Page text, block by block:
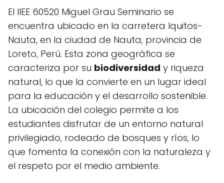
El IIEE 60520 Miguel Grau Seminario se
encuentra ubicado en la carretera Iquitos-
Nauta, en la ciudad de Nauta, provincia de
Loreto, Perú. Esta zona geográfica se
caracteriza por su biodiversidad y riqueza
natural, lo que la convierte en un lugar ideal
para la educación y el desarrollo sostenible.
La ubicación del colegio permite a los
estudiantes disfrutar de un entorno natural
privilegiado, rodeado de bosques y ríos, lo
que fomenta la conexión con la naturaleza y
el respeto por el medio ambiente.